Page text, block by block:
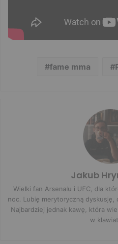
fame mma
Jakub
Wielki fan Arsenalu i UFC, dla
noc. Lubię merytoryczną dyskusję,
Najbardziej jednak kawę, która
w